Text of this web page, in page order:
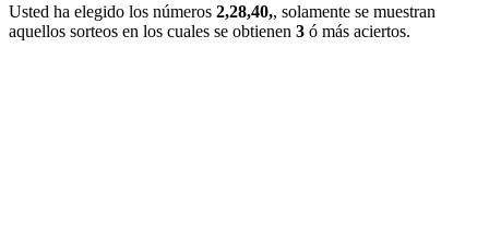
Usted ha elegido los números 2,28,40,, solamente se muestran
aquellos sorteos en los cuales se obtienen 3 ó más aciertos.